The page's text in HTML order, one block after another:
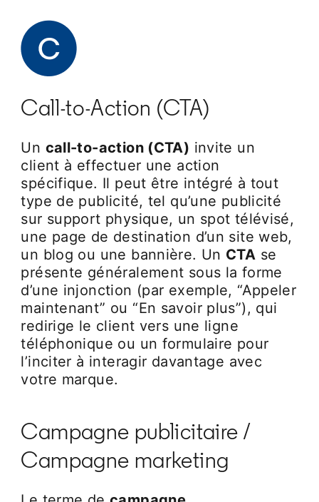
Call-to-Action (CTA)
Un call-to-action (CTA) invite un
client à effectuer une action
spécifique. Il peut être intégré à tout
type de publicité, tel qu’une publicité
sur support physique, un spot télévisé,
une page de destination d’un site web,
un blog ou une bannière. Un CTA se
présente généralement sous la forme
d’une injonction (par exemple, “Appeler
maintenant” ou “En savoir plus”), qui
redirige le client vers une ligne
téléphonique ou un formulaire pour
l’inciter à interagir davantage avec
votre marque.
Campagne publicitaire /
Campagne marketing